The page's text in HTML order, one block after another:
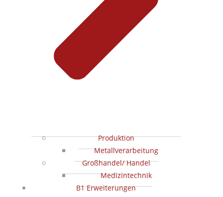
Produktion
Metallverarbeitung
Großhandel/ Handel
Medizintechnik
B1 Erweiterungen